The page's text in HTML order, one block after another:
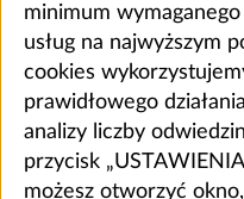
minimum
usług na najwyższym
cookies
prawidłowego
analizy liczby
przycisk
możesz otworzyć